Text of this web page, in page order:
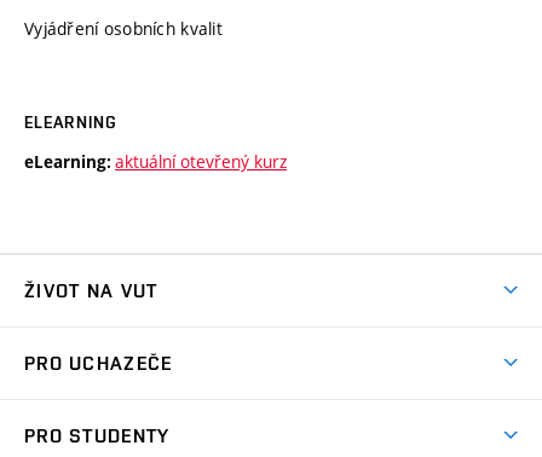
Vyjádření osobních kvalit
ELEARNING
eLearning: aktuální otevřený kurz
ŽIVOT NA VUT
Koleje
PRO UCHAZEČE
PRO STUDENTY